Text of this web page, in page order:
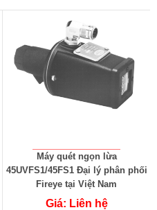
Máy quét ngọn lừa
45UVFS1/45FS1 Đại lý phân phối
Fireye tại Việt Nam
Giá: Liên hệ